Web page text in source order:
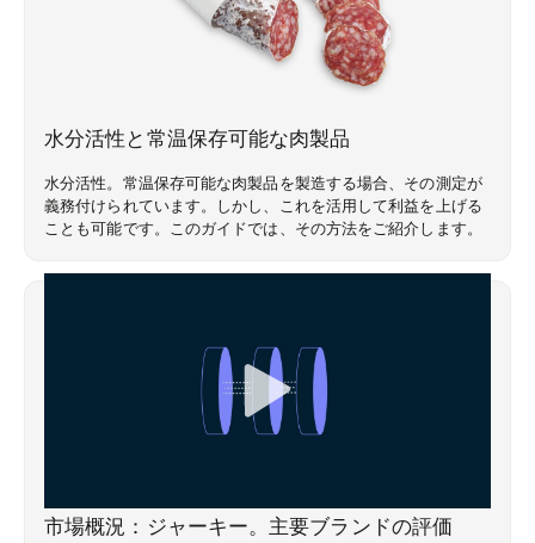
水分活性と常温保存可能な肉製品
水分活性。常温保存可能な肉製品を製造する場合、その測定が
義務付けられています。しかし、これを活用して利益を上げる
ことも可能です。このガイドでは、その方法をご紹介します。
市場概況：ジャーキー。主要ブランドの評価